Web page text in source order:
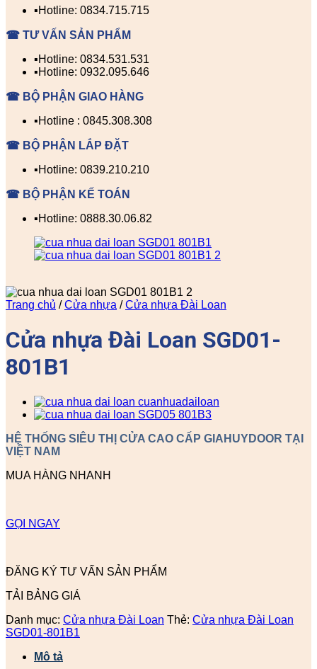
▪️Hotline: 0834.715.715
☎ TƯ VẤN SẢN PHẨM
▪️Hotline: 0834.531.531
▪️Hotline: 0932.095.646
☎ BỘ PHẬN GIAO HÀNG
▪️Hotline : 0845.308.308
☎ BỘ PHẬN LẮP ĐẶT
▪️Hotline: 0839.210.210
☎ BỘ PHẬN KẾ TOÁN
▪️Hotline: 0888.30.06.82
Trang chủ / Cửa nhựa / Cửa nhựa Đài Loan
Cửa nhựa Đài Loan SGD01-
801B1
HỆ THỐNG SIÊU THỊ CỬA CAO CẤP GIAHUYDOOR TẠI
VIỆT NAM
MUA HÀNG NHANH
GỌI NGAY
ĐĂNG KÝ TƯ VẤN SẢN PHẨM
TẢI BẢNG GIÁ
Danh mục: Cửa nhựa Đài Loan Thẻ: Cửa nhựa Đài Loan
SGD01-801B1
Mô tả